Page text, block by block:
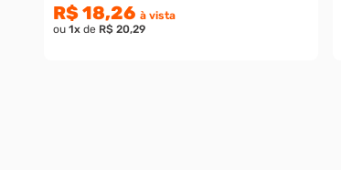
R$ 18,26 à vista
ou 1xde R$ 20,29